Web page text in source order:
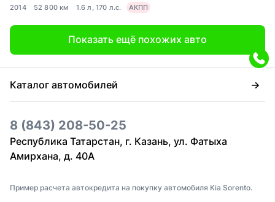
2014 52 800 км 1.6 л, 170 л.с. АКПП
Показать ещё похожих авто
Каталог автомобилей
8 (843) 208-50-25
Республика Татарстан, г. Казань, ул. Фатыха
Амирхана, д. 40А
Пример расчета автокредита на покупку автомобиля Kia Sorento.